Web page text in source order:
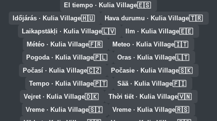
🇪🇸
El tiempo · Kulia Village
🇹🇷
Hava durumu · Kulia Village
🇭🇺
Időjárás · Kulia Village
🇪🇪
Ilm · Kulia Village
🇱🇻
Laikapstākļi · Kulia Village
🇮🇹
Meteo · Kulia Village
🇫🇷
Météo · Kulia Village
🇱🇹
Oras · Kulia Village
🇵🇱
Pogoda · Kulia Village
🇸🇰
Počasie · Kulia Village
🇨🇿
Počasí · Kulia Village
🇫🇮
Sää · Kulia Village
🇵🇹
Tempo · Kulia Village
🇻🇳
Thời tiết · Kulia Village
🇩🇰
Vejret · Kulia Village
🇷🇸
Vreme · Kulia Village
🇸🇮
Vreme · Kulia Village